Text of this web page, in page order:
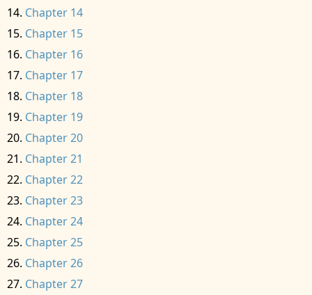
Chapter 14
Chapter 15
Chapter 16
Chapter 17
Chapter 18
Chapter 19
Chapter 20
Chapter 21
Chapter 22
Chapter 23
Chapter 24
Chapter 25
Chapter 26
Chapter 27